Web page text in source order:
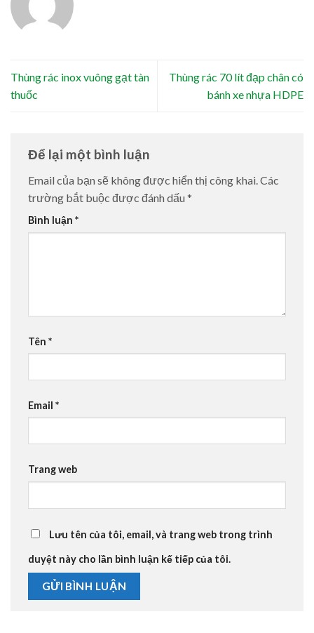
Thùng rác inox vuông gạt tàn
thuốc
Thùng rác 70 lít đạp chân có
bánh xe nhựa HDPE
Để lại một bình luận
Email của bạn sẽ không được hiển thị công khai.Các
trường bắt buộc được đánh dấu *
Bình luận *
Tên *
Email *
Trang web
Lưu tên của tôi, email, và trang web trong trình
duyệt này cho lần bình luận kế tiếp của tôi.